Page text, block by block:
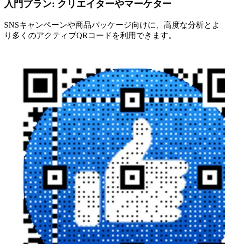
入門プラン: クリエイターやマーケター
SNSキャンペーンや商品パッケージ向けに、高度な分析とよ
り多くのアクティブQRコードを利用できます。